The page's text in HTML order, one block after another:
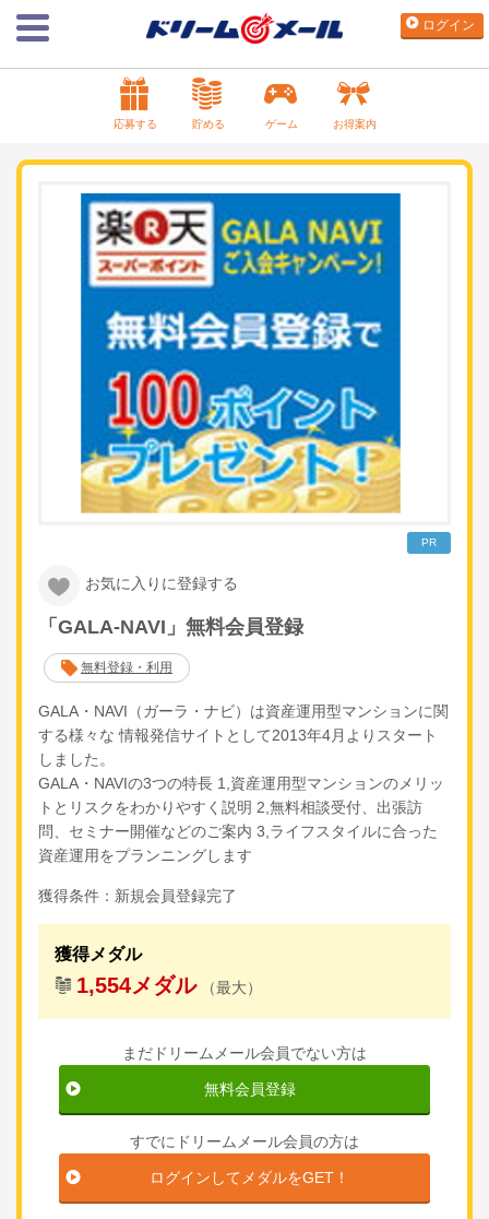
ログイン
応募する 貯める ゲーム お得案内
PR
お気に入りに登録する
「GALA-NAVI」無料会員登録
無料登録・利用
GALA・NAVI（ガーラ・ナビ）は資産運用型マンションに関
する様々な 情報発信サイトとして2013年4月よりスタート
しました。
GALA・NAVIの3つの特長 1,資産運用型マンションのメリッ
トとリスクをわかりやすく説明 2,無料相談受付、出張訪
問、セミナー開催などのご案内 3,ライフスタイルに合った
資産運用をプランニングします
獲得条件：新規会員登録完了
獲得メダル
1,554メダル（最大）
まだドリームメール会員でない方は
無料会員登録
すでにドリームメール会員の方は
ログインしてメダルをGET！